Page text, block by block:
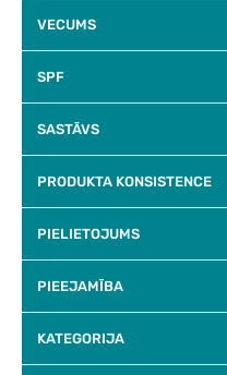
VECUMS
SPF
SASTĀVS
PRODUKTA KONSISTENCE
PIELIETOJUMS
PIEEJAMĪBA
KATEGORIJA